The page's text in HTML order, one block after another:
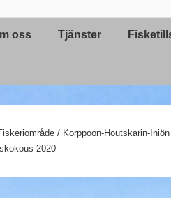
oss Tjänster
/ Korppoon-Houtskarin-
2020